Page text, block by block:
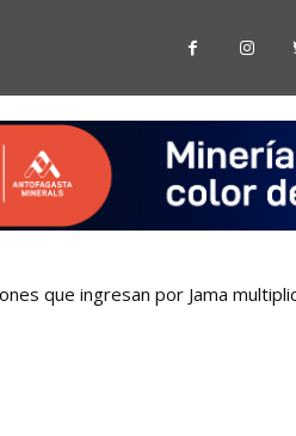
que ingresan por Jama